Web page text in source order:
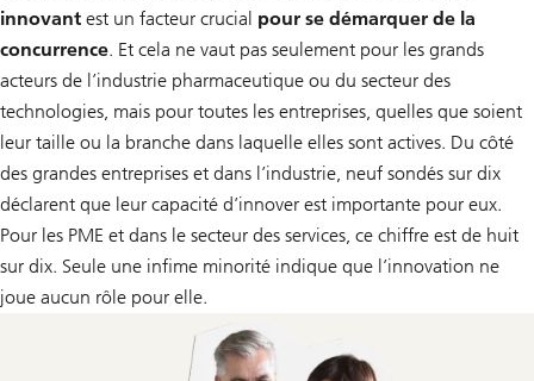
innovant est un facteur crucial pour se démarquer de la
concurrence. Et cela ne vaut pas seulement pour les grands
acteurs de l’industrie pharmaceutique ou du secteur des
technologies, mais pour toutes les entreprises, quelles que soient
leur taille ou la branche dans laquelle elles sont actives. Du côté
des grandes entreprises et dans l’industrie, neuf sondés sur dix
déclarent que leur capacité d’innover est importante pour eux.
Pour les PME et dans le secteur des services, ce chiffre est de huit
sur dix. Seule une infime minorité indique que l’innovation ne
joue aucun rôle pour elle.